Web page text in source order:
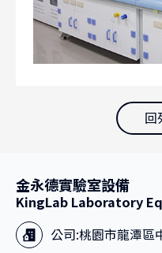
回
金永德實驗室設備
KingLab Laboratory
公司:桃園市龍潭區